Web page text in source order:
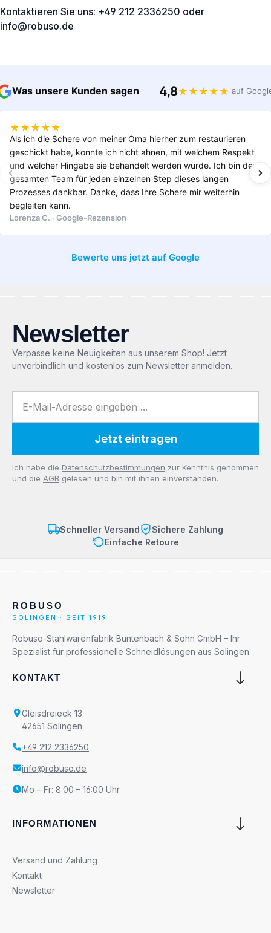
Kontaktieren Sie uns: +49 212 2336250 oder
info@robuso.de
Was unsere Kunden sagen 4,8★ ★ ★ ★ ★ auf
★ ★ ★ ★ ★
Als ich die Schere von meiner Oma hierher zum restaurieren
geschickt habe, konnte ich nicht ahnen, mit welchem Respekt
und welcher Hingabe sie behandelt werden würde. Ich bin dem
gesamten Team für jeden einzelnen Step dieses langen
Prozesses dankbar. Danke, dass Ihre Schere mir weiterhin
begleiten kann.
Lorenza C. · Google-Rezension
Bewerte uns jetzt auf Google
Newsletter
Verpasse keine Neuigkeiten aus unserem Shop! Jetzt
unverbindlich und kostenlos zum Newsletter anmelden.
Jetzt eintragen
Datenschutz
Ich habe die Datenschutzbestimmungen zur Kenntnis genommen
und die AGB gelesen und bin mit ihnen einverstanden.
Schneller Versand
Sichere Zahlung
Einfache Retoure
ROBUSO
SOLINGEN · SEIT 1919
Robuso-Stahlwarenfabrik Buntenbach & Sohn GmbH – Ihr
Spezialist für professionelle Schneidlösungen aus Solingen.
KONTAKT
Gleisdreieck 13
42651 Solingen
+49 212 2336250
info@robuso.de
Mo – Fr: 8:00 – 16:00 Uhr
INFORMATIONEN
Versand und Zahlung
Kontakt
Newsletter